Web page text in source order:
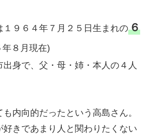
１９６４年７月２５日生まれの６
８月現在)
身で、父・母・姉・本人の４人
内向的だったという高島さん。
好きであまり人と関わりたくない